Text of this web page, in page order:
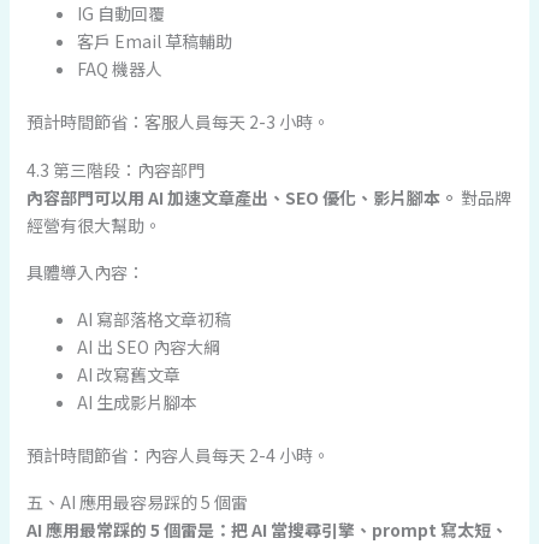
IG 自動回覆
客戶 Email 草稿輔助
FAQ 機器人
預計時間節省：客服人員每天 2-3 小時。
4.3 第三階段：內容部門
內容部門可以用 AI 加速文章產出、SEO 優化、影片腳本。 對品牌
經營有很大幫助。
具體導入內容：
AI 寫部落格文章初稿
AI 出 SEO 內容大綱
AI 改寫舊文章
AI 生成影片腳本
預計時間節省：內容人員每天 2-4 小時。
五、AI 應用最容易踩的 5 個雷
AI 應用最常踩的 5 個雷是：把 AI 當搜尋引擎、prompt 寫太短、